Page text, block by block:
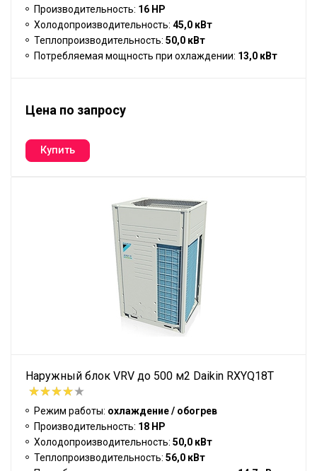
Производительность: 16 HP
Холодопроизводительность: 45,0 кВт
Теплопроизводительность: 50,0 кВт
Потребляемая мощность при охлаждении: 13,0 кВт
Цена по запросу
Наружный блок VRV до 500 м2 Daikin RXYQ18T
Режим работы: охлаждение / обогрев
Производительность: 18 HP
Холодопроизводительность: 50,0 кВт
Теплопроизводительность: 56,0 кВт